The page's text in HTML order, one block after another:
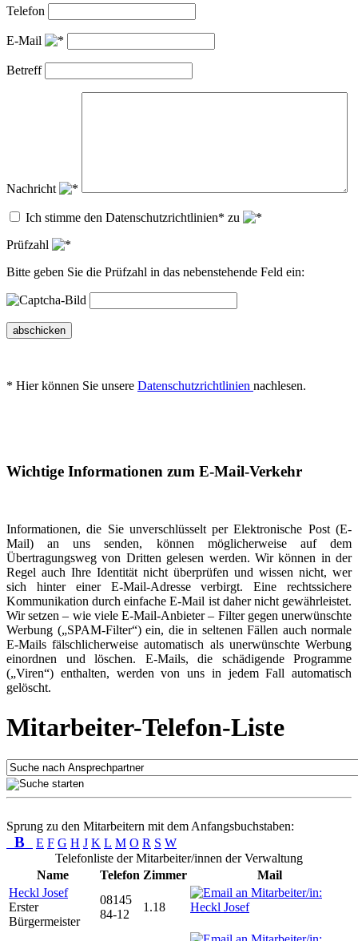
Telefon
E-Mail
Betreff
Nachricht
Ich stimme den Datenschutzrichtlinien* zu
Prüfzahl
Bitte geben Sie die Prüfzahl in das nebenstehende Feld ein:
abschicken
* Hier können Sie unsere Datenschutzrichtlinien nachlesen.
Wichtige Informationen zum E-Mail-Verkehr
Informationen, die Sie unverschlüsselt per Elektronische Post (E-
Mail) an uns senden, können möglicherweise auf dem
Übertragungsweg von Dritten gelesen werden. Wir können in der
Regel auch Ihre Identität nicht überprüfen und wissen nicht, wer
sich hinter einer E-Mail-Adresse verbirgt. Eine rechtssichere
Kommunikation durch einfache E-Mail ist daher nicht gewährleistet.
Wir setzen – wie viele E-Mail-Anbieter – Filter gegen unerwünschte
Werbung („SPAM-Filter“) ein, die in seltenen Fällen auch normale
E-Mails fälschlicherweise automatisch als unerwünschte Werbung
einordnen und löschen. E-Mails, die schädigende Programme
(„Viren“) enthalten, werden von uns in jedem Fall automatisch
gelöscht.
Mitarbeiter-Telefon-Liste
Sprung zu den Mitarbeitern mit dem Anfangsbuchstaben:
B E F G H J K L M O R S W
Telefonliste der Mitarbeiter/innen der Verwaltung
Name
Telefon Zimmer
Mail
Heckl Josef
Erster
Bürgermeister
08145
84-12
1.18